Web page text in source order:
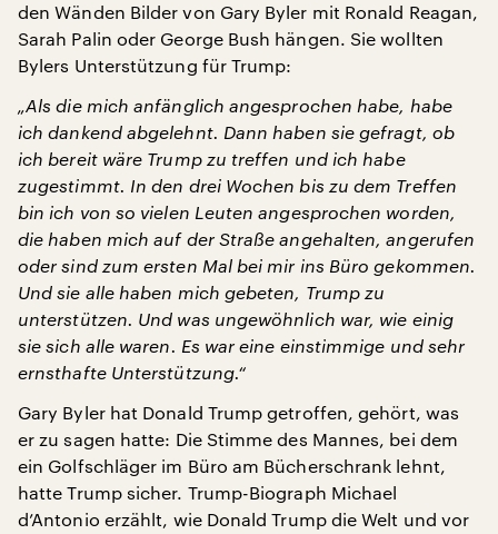
den Wänden Bilder von Gary Byler mit Ronald Reagan,
Sarah Palin oder George Bush hängen. Sie wollten
Bylers Unterstützung für Trump:
„Als die mich anfänglich angesprochen habe, habe
ich dankend abgelehnt. Dann haben sie gefragt, ob
ich bereit wäre Trump zu treffen und ich habe
zugestimmt. In den drei Wochen bis zu dem Treffen
bin ich von so vielen Leuten angesprochen worden,
die haben mich auf der Straße angehalten, angerufen
oder sind zum ersten Mal bei mir ins Büro gekommen.
Und sie alle haben mich gebeten, Trump zu
unterstützen. Und was ungewöhnlich war, wie einig
sie sich alle waren. Es war eine einstimmige und sehr
ernsthafte Unterstützung.“
Gary Byler hat Donald Trump getroffen, gehört, was
er zu sagen hatte: Die Stimme des Mannes, bei dem
ein Golfschläger im Büro am Bücherschrank lehnt,
hatte Trump sicher. Trump-Biograph Michael
d’Antonio erzählt, wie Donald Trump die Welt und vor